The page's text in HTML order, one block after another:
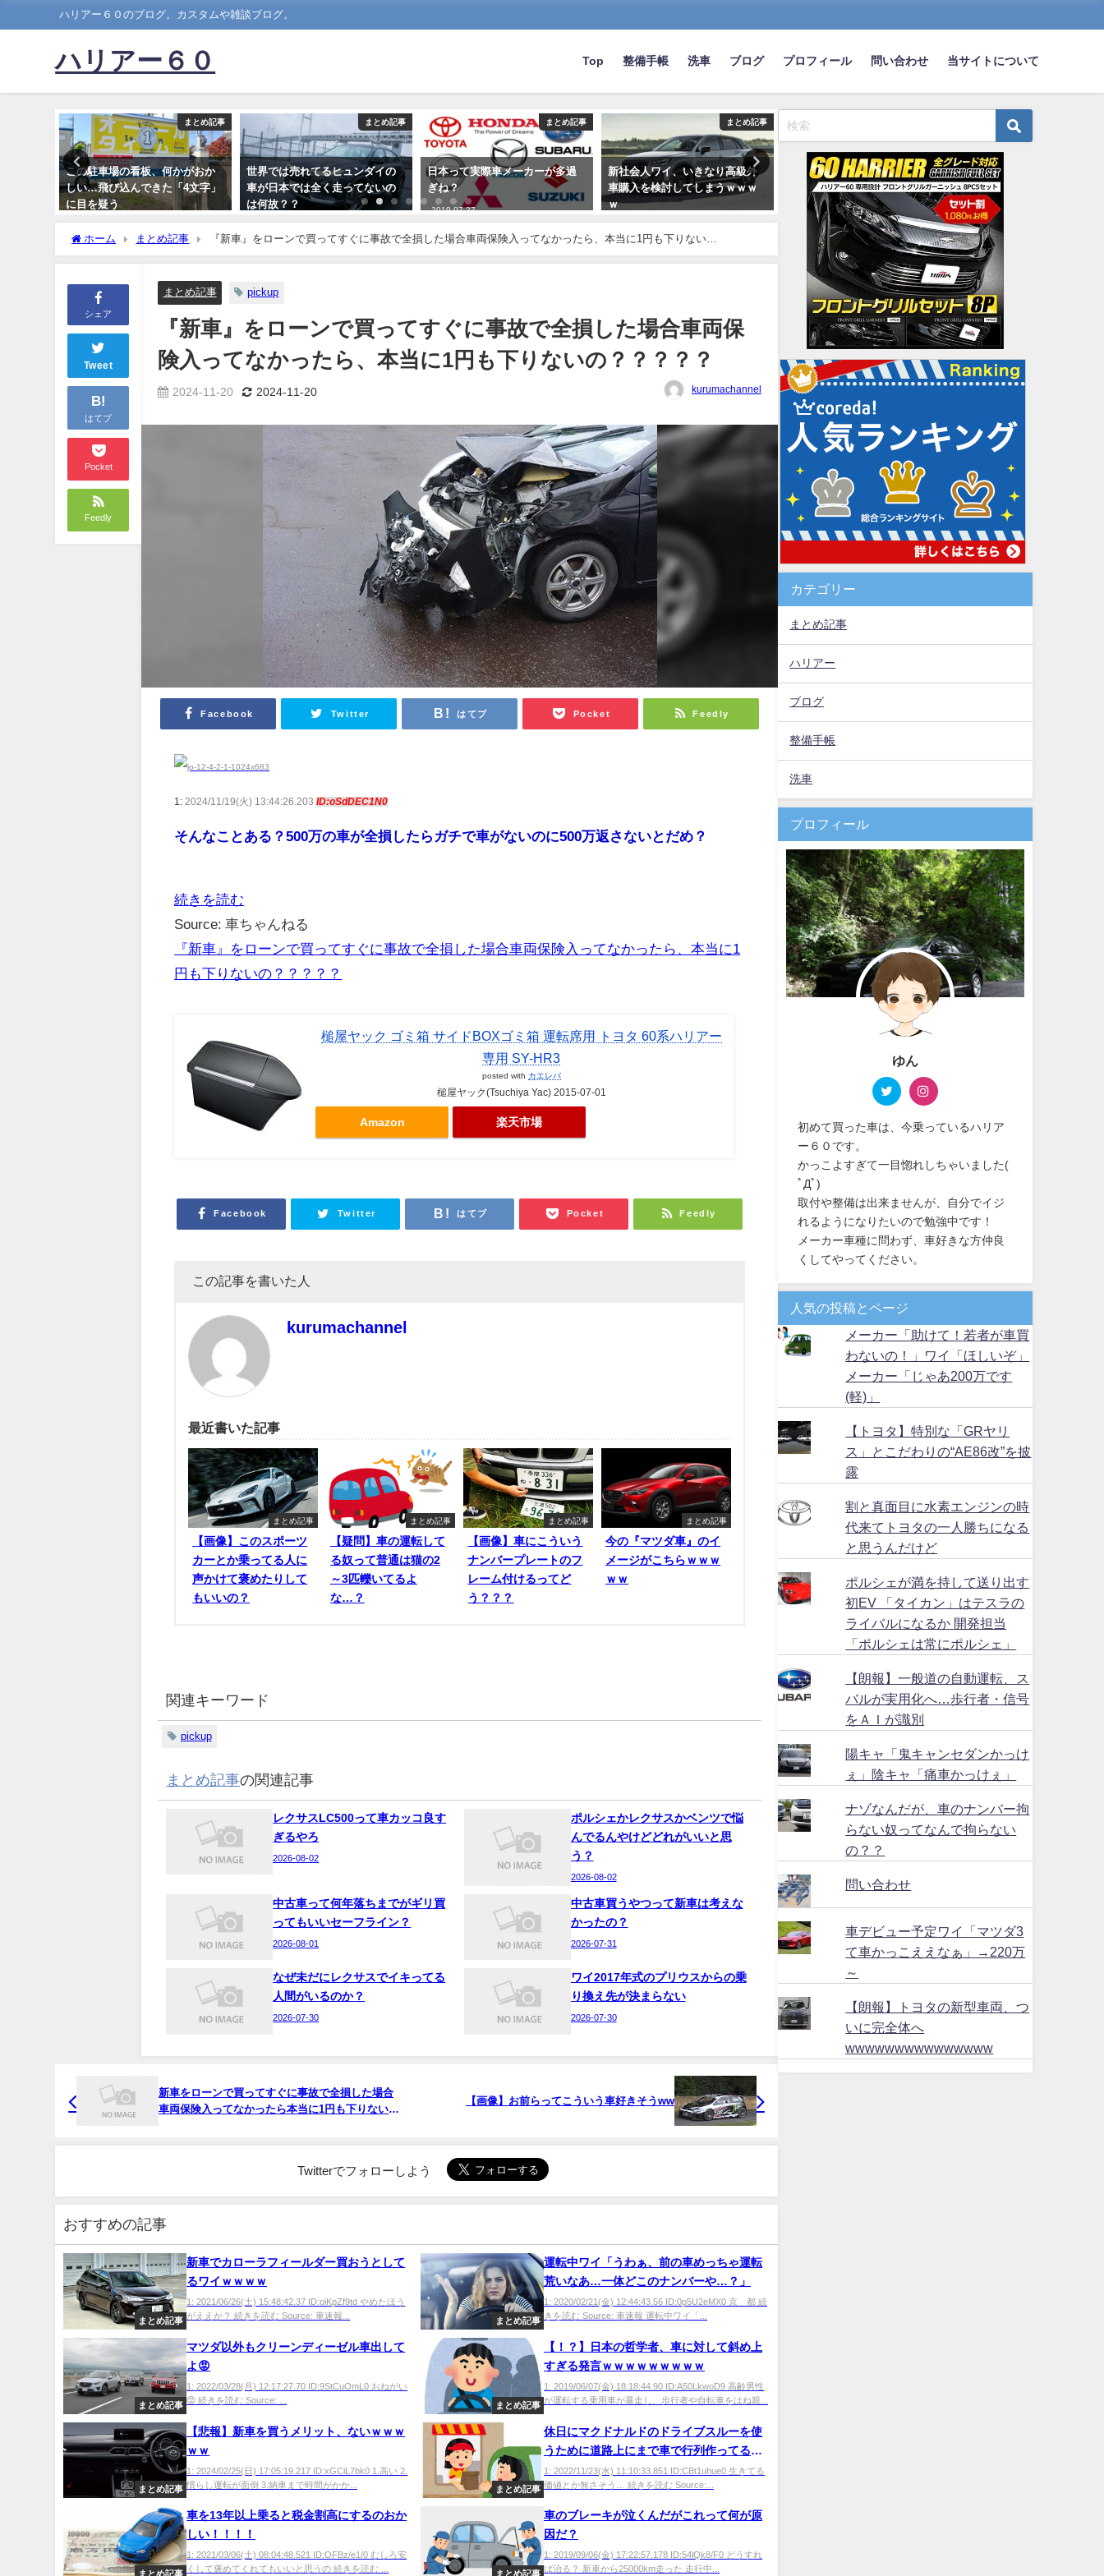
ハリアー６０のブログ。カスタムや雑談ブログ。
ハリアー６０ Top 整備手帳 洗車 ブログ プロフィール 問い合わせ 当サイトについて
まとめ記事
この駐車場の看板、何かがおか
しい…飛び込んできた「4文字」
に目を疑う
まとめ記事
世界では売れてるヒュンダイの
車が日本では全く走ってないの
は何故？？
まとめ記事
日本って実際車メーカーが多過
ぎね？
2019-07-27
まとめ記事
新社会人ワイ、いきなり高級外
車購入を検討してしまうｗｗｗ
ｗ
ワイ「お金ないし軽自動車買う
か」敵「男が軽ｗ」
2020-05-12
東京都が「軽自動車税に提
なぜ？ 税格差の適正の見直
める！ 何が問題なのか
2021-11-03
ホーム まとめ記事
『新車』をローンで買ってすぐに事故で全損した場合車両保険入ってなかったら、本当に1円も下りない
の？？？？？
シェア
Tweet
B!
はてブ
Pocket
Feedly
まとめ記事 pickup
『新車』をローンで買ってすぐに事故で全損した場合車両保
険入ってなかったら、本当に1円も下りないの？？？？？
2024-11-20 2024-11-20 kurumachannel
Facebook Twitter はてブ Pocket Feedly
1: 2024/11/19(火) 13:44:26.203ID:oSdDEC1N0
そんなことある？500万の車が全損したらガチで車がないのに500万返さないとだめ？
続きを読む
Source: 車ちゃんねる
『新車』をローンで買ってすぐに事故で全損した場合車両保険入ってなかったら、本当に1
円も下りないの？？？？？
槌屋ヤック ゴミ箱 サイドBOXゴミ箱 運転席用 トヨタ 60系ハリアー
専用 SY-HR3
posted with カエレバ
槌屋ヤック(Tsuchiya Yac) 2015-07-01
Amazon 楽天市場
Facebook Twitter はてブ Pocket Feedly
この記事を書いた人
kurumachannel
最近書いた記事
まとめ記事
【画像】このスポーツ
カーとか乗ってる人に
声かけて褒めたりして
もいいの？
まとめ記事
【疑問】車の運転して
る奴って普通は猫の2
～3匹轢いてるよ
な…？
まとめ記事
【画像】車にこういう
ナンバープレートのフ
レーム付けるってど
う？？？
まとめ記事
今の『マツダ車』のイ
メージがこちらｗｗｗ
ｗｗ
関連キーワード
pickup
まとめ記事の関連記事
レクサスLC500って車カッコ良す
ぎるやろ
2026-08-02
ポルシェかレクサスかベンツで悩
んでるんやけどどれがいいと思
う？
2026-08-02
中古車って何年落ちまでがギリ買
ってもいいセーフライン？
2026-08-01
中古車買うやつって新車は考えな
かったの？
2026-07-31
なぜ未だにレクサスでイキってる
人間がいるのか？
2026-07-30
ワイ2017年式のプリウスからの乗
り換え先が決まらない
2026-07-30
新車をローンで買ってすぐに事故で全損した場合
車両保険入ってなかったら本当に1円も下りない
【画像】お前らってこういう車好きそうww
Twitterでフォローしよう
おすすめの記事
まとめ記事
新車でカローラフィールダー買おうとして
るワイｗｗｗｗ
1: 2021/06/26(土) 15:48:42.37 ID:oiKpZf9td やめたほう
がええか？ 続きを読む Source: 車速報...
まとめ記事
運転中ワイ「うわぁ、前の車めっちゃ運転
荒いなあ…一体どこのナンバーや…？」
1: 2020/02/21(金) 12:44:43.56 ID:0p5U2eMX0 京 都 続
きを読む Source: 車速報 運転中ワイ「...
まとめ記事
マツダ以外もクリーンディーゼル車出して
よ😡
1: 2022/03/28(月) 12:17:27.70 ID:9StCuOmL0 おねがい
😡 続きを読む Source: ...
まとめ記事
【！？】日本の哲学者、車に対して斜め上
すぎる発言ｗｗｗｗｗｗｗｗｗ
1: 2019/06/07(金) 18:18:44.90 ID:A50LkwoD9 高齢男性
が運転する乗用車が暴走し、歩行者や自転車をはね親...
まとめ記事
【悲報】新車を買うメリット、ないｗｗｗ
ｗｗ
1: 2024/02/25(日) 17:05:19.217 ID:xGCiL7bk0 1.高い 2.
慣らし運転が面倒 3.納車まで時間がかか...
まとめ記事
休日にマクドナルドのドライブスルーを使
うために道路上にまで車で行列作ってるや
つらｗｗｗｗｗｗｗｗｗｗｗｗｗｗｗｗｗ
ｗｗｗｗｗｗｗ
1: 2022/11/23(水) 11:10:33.851 ID:CBt1uhue0 生きてる
価値とか無さそう… 続きを読む Source:...
まとめ記事
車を13年以上乗ると税金割高にするのおか
しい！！！！
1: 2021/03/06(土) 08:04:48.521 ID:OFBz/e1/0 むしろ安
くして褒めてくれてもいいと思うの 続きを読む ...
まとめ記事
車のブレーキが泣くんだがこれって何が原
因だ？
1: 2019/09/06(金) 17:22:57.178 ID:54lQk8/F0 どうすれ
ば治る？ 新車から25000km走った 走行中...
カテゴリー
まとめ記事
ハリアー
ブログ
整備手帳
洗車
プロフィール
ゆん
初めて買った車は、今乗っているハリア
ー６０です。
かっこよすぎて一目惚れしちゃいました(
ﾟДﾟ)
取付や整備は出来ませんが、自分でイジ
れるようになりたいので勉強中です！
メーカー車種に問わず、車好きな方仲良
くしてやってください。
人気の投稿とページ
メーカー「助けて！若者が車買
わないの！」ワイ「ほしいぞ」
メーカー「じゃあ200万です
(軽)」
【トヨタ】特別な「GRヤリ
ス」とこだわりの“AE86改”を披
露
割と真面目に水素エンジンの時
代来てトヨタの一人勝ちになる
と思うんだけど
ポルシェが満を持して送り出す
初EV 「タイカン」はテスラの
ライバルになるか 開発担当
「ポルシェは常にポルシェ」
【朗報】一般道の自動運転、ス
バルが実用化へ…歩行者・信号
をＡＩが識別
陽キャ「鬼キャンセダンかっけ
ぇ」陰キャ「痛車かっけぇ」
ナゾなんだが、車のナンバー拘
らない奴ってなんで拘らない
の？？
問い合わせ
車デビュー予定ワイ「マツダ3
て車かっこええなぁ」→220万
～
【朗報】トヨタの新型車両、つ
いに完全体へ
wwwwwwwwwwwwwww